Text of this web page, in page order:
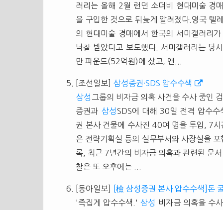
러리는 올해 2월 런던 소더비 현대미술 경
을 구입한 것으로 뒤늦게 알려졌다.영국 텔
의 현대미술 경매에서 한국의 서미갤러리
낙찰 받았다고 보도했다. 서미갤러리는
만 파운드(52억원)에 샀고, 앤...
[조선일보] 삼성증권·SDS 압수수색
삼성 그룹의 비자금 의혹 사건을 수사 중인
증권과 삼성 SDS에 대해 30일 전격 압수
권 본사 건물에 수사진 40여 명을 투입, 7
은 전략기획실 등의 실무부서와 사장실을
록, 최근 7년간의 비자금 의혹과 관련된 문
찰은 또 오후에는 ...
[동아일보]
[檢 삼성증권 본사 압수수색]돈
'족집게 압수수색.' 삼성
비자금 의혹을 수